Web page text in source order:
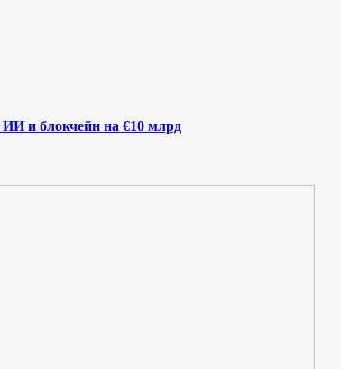
ИИ и блокчейн на €10 млрд